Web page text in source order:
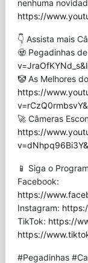
nenhuma
https://
👇 Assista mais
🧟 Pegadinhas
🤡 As Melhores
https://
🚀 Câmeras
https://
📱 Siga o
Facebook:
https://
Instagram:
TikTok: https://
https://
#Pegadinhas